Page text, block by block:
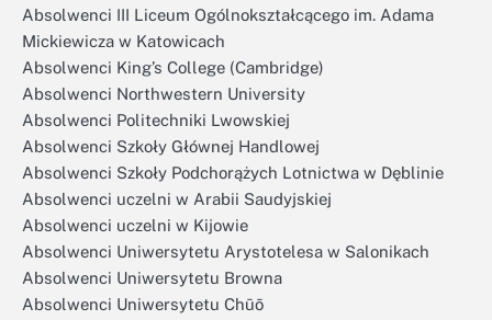
Absolwenci III Liceum Ogólnokształcącego im. Adama
Mickiewicza w Katowicach
Absolwenci King’s College (Cambridge)
Absolwenci Northwestern University
Absolwenci Politechniki Lwowskiej
Absolwenci Szkoły Głównej Handlowej
Absolwenci Szkoły Podchorążych Lotnictwa w Dęblinie
Absolwenci uczelni w Arabii Saudyjskiej
Absolwenci uczelni w Kijowie
Absolwenci Uniwersytetu Arystotelesa w Salonikach
Absolwenci Uniwersytetu Browna
Absolwenci Uniwersytetu Chūō